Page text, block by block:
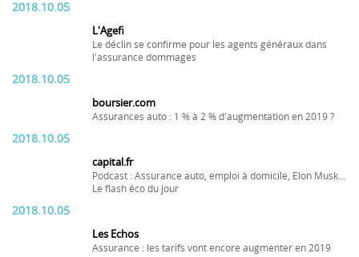
2018.10.05
L'Agefi
Le déclin se confirme pour les agents généraux dans
l'assurance dommages
2018.10.05
boursier.com
Assurances auto : 1 % à 2 % d'augmentation en 2019 ?
2018.10.05
capital.fr
Podcast : Assurance auto, emploi à domicile, Elon Musk...
Le flash éco du jour
2018.10.05
Les Echos
Assurance : les tarifs vont encore augmenter en 2019